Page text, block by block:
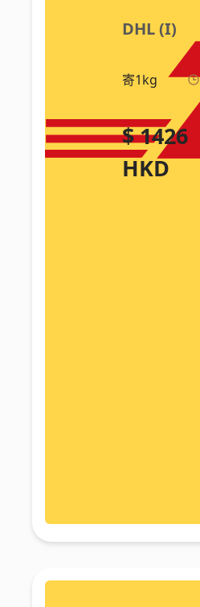
DHL (I)
寄1kg
$ 1426
HKD